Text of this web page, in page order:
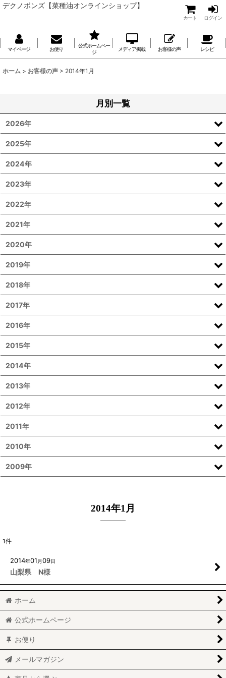
デクノボンズ【菜種油オンラインショップ】
カート ログイン
マイページ お便り
公式ホームペー
ジ
メディア掲載 お客様の声 レシピ
ホーム > お客様の声 > 2014年1月
2014年1月
1件
2014年01 月09日
山梨県 N様
月別一覧
2026年
2025年
2024年
2023年
2022年
2021年
2020年
2019年
2018年
2017年
2016年
2015年
2014年
2013年
2012年
2011年
2010年
2009年
ホーム
公式ホームページ
お便り
メールマガジン